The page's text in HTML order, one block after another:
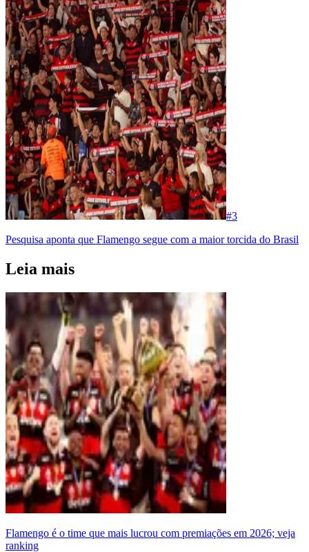
#3
Pesquisa aponta que Flamengo segue com a maior torcida do Brasil
Leia mais
Flamengo é o time que mais lucrou com premiações em 2026; veja
ranking